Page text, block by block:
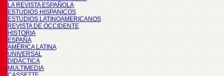
LA REVISTA ESPAÑOLA
ESTUDIOS HISPANICOS
ESTUDIOS LATINOAMERICANOS
REVISTA DE OCCIDENTE
HISTORIA
ESPAÑA
AMÉRICA LATINA
UNIVERSAL
DIDÁCTICA
MULTIMEDIA